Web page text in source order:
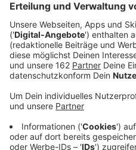
Anzeige
Auszug aus der neuen
Anzeige